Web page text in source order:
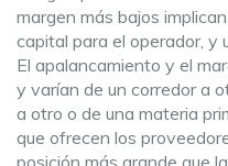
margen más bajos
capital para el operador, y
El apalancamiento y el
y varían de un corredor a
a otro o de una materia
que ofrecen los